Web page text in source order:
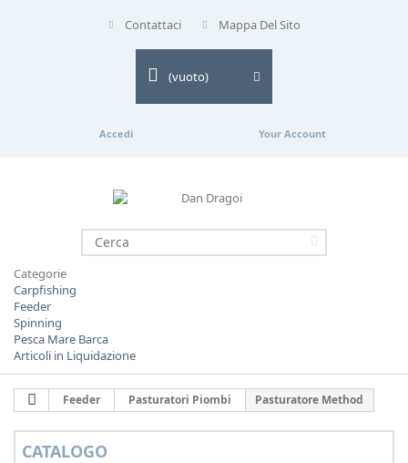
Contattaci Mappa Del Sito
(vuoto)
Accedi Your Account
Categorie
Carpfishing
Feeder
Spinning
Pesca Mare Barca
Articoli in Liquidazione
Feeder Pasturatori Piombi Pasturatore Method
CATALOGO